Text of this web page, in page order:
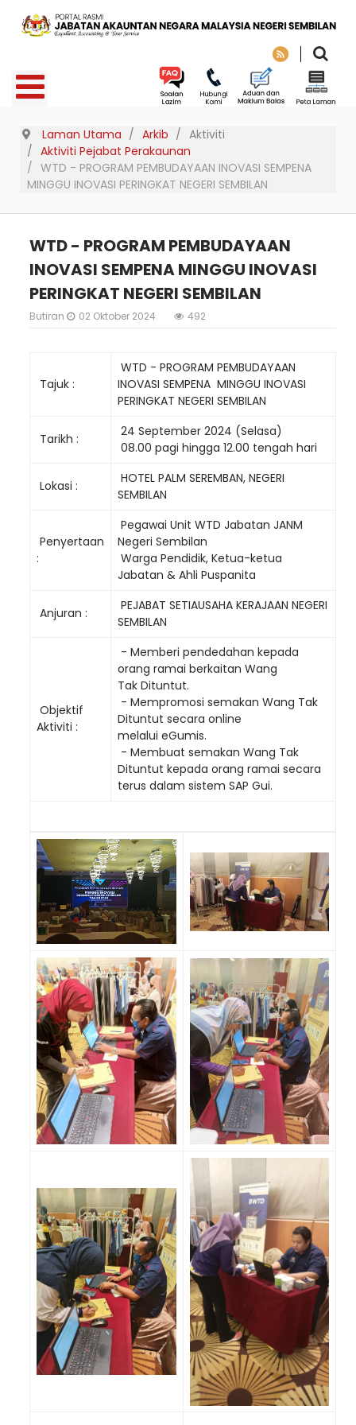
Laman Utama Arkib
Aktiviti
Aktiviti Pejabat Perakaunan
WTD - PROGRAM PEMBUDAYAAN INOVASI SEMPENA
MINGGU INOVASI PERINGKAT NEGERI SEMBILAN
WTD - PROGRAM PEMBUDAYAAN
INOVASI SEMPENA MINGGU INOVASI
PERINGKAT NEGERI SEMBILAN
Butiran 02 Oktober 2024 492
Tajuk :
WTD - PROGRAM PEMBUDAYAAN
INOVASI SEMPENA MINGGU INOVASI
PERINGKAT NEGERI SEMBILAN
Tarikh :
24 September 2024 (Selasa)
08.00 pagi hingga 12.00 tengah hari
Lokasi :
HOTEL PALM SEREMBAN, NEGERI
SEMBILAN
Penyertaan
:
Pegawai Unit WTD Jabatan JANM
Negeri Sembilan
Warga Pendidik, Ketua-ketua
Jabatan & Ahli Puspanita
Anjuran :
PEJABAT SETIAUSAHA KERAJAAN NEGERI
SEMBILAN
Objektif
Aktiviti :
- Memberi pendedahan kepada
orang ramai berkaitan Wang
Tak Dituntut.
- Mempromosi semakan Wang Tak
Dituntut secara online
melalui eGumis.
- Membuat semakan Wang Tak
Dituntut kepada orang ramai secara
terus dalam sistem SAP Gui.